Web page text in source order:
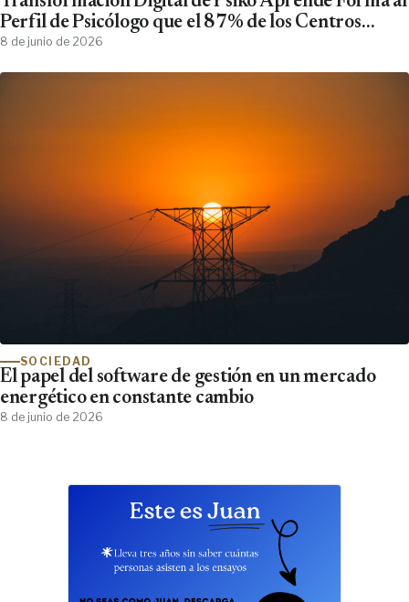
Perfil de Psicólogo que el 87% de los Centros
Clínicos Demanda y No Encuentra
8 de junio de 2026
SOCIEDAD
El papel del software de gestión en un mercado
energético en constante cambio
8 de junio de 2026